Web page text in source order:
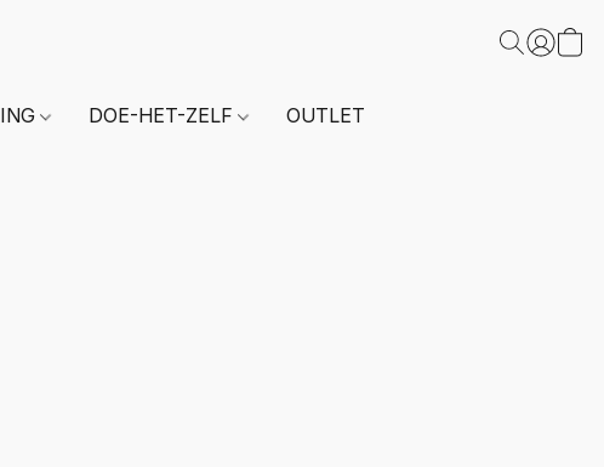
DOE-HET-ZELF OUTLET